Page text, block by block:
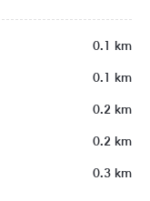
0.1 km
0.1 km
0.2 km
0.2 km
0.3 km